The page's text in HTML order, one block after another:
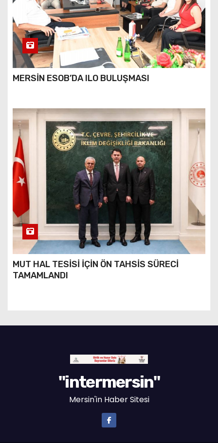
MERSİN ESOB’DA ILO BULUŞMASI
MUT HAL TESİSİ İÇİN ÖN TAHSİS SÜRECİ
TAMAMLANDI
"intermersin"
Mersin'in Haber Sitesi